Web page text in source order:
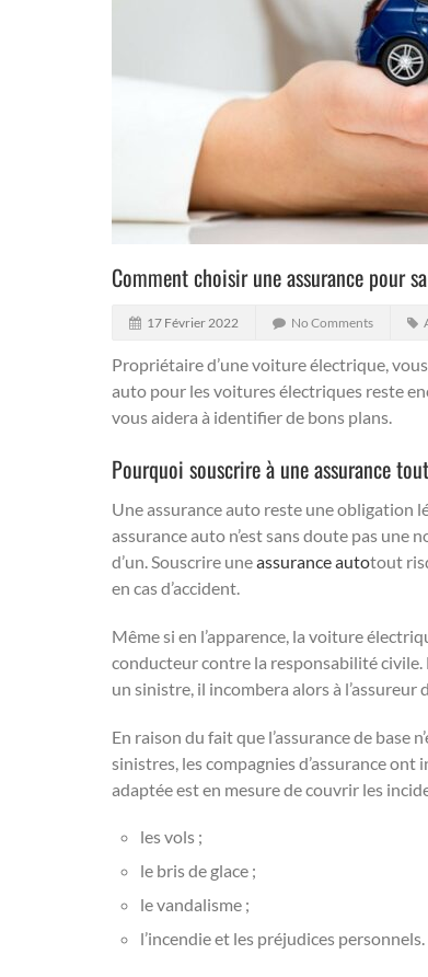
Comment choisir une assurance pour
17 Février 2022 No Comments
Propriétaire d’une voiture électrique,
auto pour les voitures électriques reste
vous aidera à identifier de bons plans.
Pourquoi souscrire à une assurance
Une assurance auto reste une obligation
assurance auto n’est sans doute pas
d’un. Souscrire uneassurance autotout
en cas d’accident.
Même si en l’apparence, la voiture
conducteur contre la responsabilité civile.
un sinistre, il incombera alors à
En raison du fait que l’assurance de base
sinistres, les compagnies d’assurance
adaptée est en mesure de couvrir les
les vols ;
le bris de glace ;
le vandalisme ;
l’incendie et les préjudices personnels.